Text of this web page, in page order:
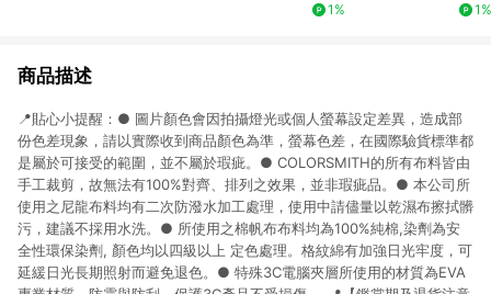
1% 1%
商品描述
📍貼心小提醒：● 圖片顏色會因拍攝燈光或個人螢幕設定差異，造成部
份色差現象，請以實際收到商品顏色為準，螢幕色差，在國際驗貨標準都
是屬於可接受的範圍，並不屬於瑕疵。● COLORSMITH的所有布料皆由
手工裁剪，故無法有100%對齊、排列之效果，並非瑕疵品。● 本公司所
使用之尼龍布料均有二次防潑水加工處理，使用中請儘量以乾濕布擦拭髒
污，建議不採用水洗。● 所使用之棉帆布布料均為100%純棉,染劑為安
全性環保染劑, 顏色均以四級以上 定色處理。格紋綿有加強日光牢度，可
延緩日光長期照射而避免退色。● 特殊3C電腦夾層所使用的材質為EVA